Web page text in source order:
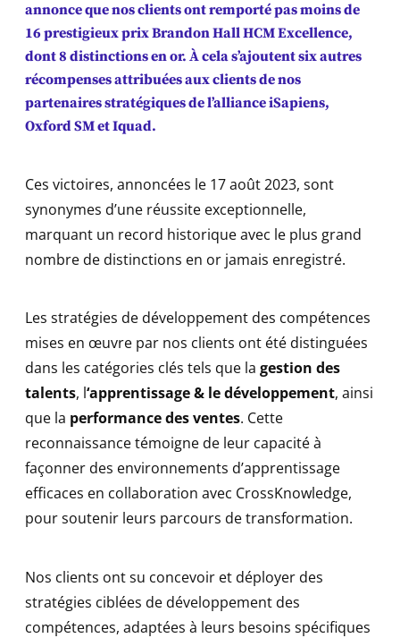
annonce que nos clients ont remporté pas moins de
16 prestigieux prix Brandon Hall HCM Excellence,
dont 8 distinctions en or. À cela s’ajoutent six autres
récompenses attribuées aux clients de nos
partenaires stratégiques de l’alliance iSapiens,
Oxford SM et Iquad.
Ces victoires, annoncées le 17 août 2023, sont
synonymes d’une réussite exceptionnelle,
marquant un record historique avec le plus grand
nombre de distinctions en or jamais enregistré.
Les stratégies de développement des compétences
mises en œuvre par nos clients ont été distinguées
dans les catégories clés tels que la gestion des
talents, l‘apprentissage & le développement, ainsi
que la performance des ventes. Cette
reconnaissance témoigne de leur capacité à
façonner des environnements d’apprentissage
efficaces en collaboration avec CrossKnowledge,
pour soutenir leurs parcours de transformation.
Nos clients ont su concevoir et déployer des
stratégies ciblées de développement des
compétences, adaptées à leurs besoins spécifiques